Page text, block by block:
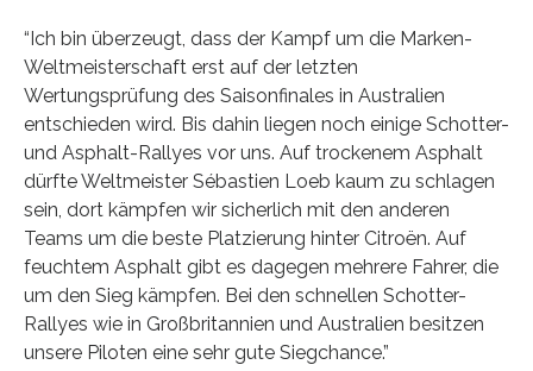
“Ich bin überzeugt, dass der Kampf um die Marken-
Weltmeisterschaft erst auf der letzten
Wertungsprüfung des Saisonfinales in Australien
entschieden wird. Bis dahin liegen noch einige Schotter-
und Asphalt-Rallyes vor uns. Auf trockenem Asphalt
dürfte Weltmeister Sébastien Loeb kaum zu schlagen
sein, dort kämpfen wir sicherlich mit den anderen
Teams um die beste Platzierung hinter Citroën. Auf
feuchtem Asphalt gibt es dagegen mehrere Fahrer, die
um den Sieg kämpfen. Bei den schnellen Schotter-
Rallyes wie in Großbritannien und Australien besitzen
unsere Piloten eine sehr gute Siegchance.”